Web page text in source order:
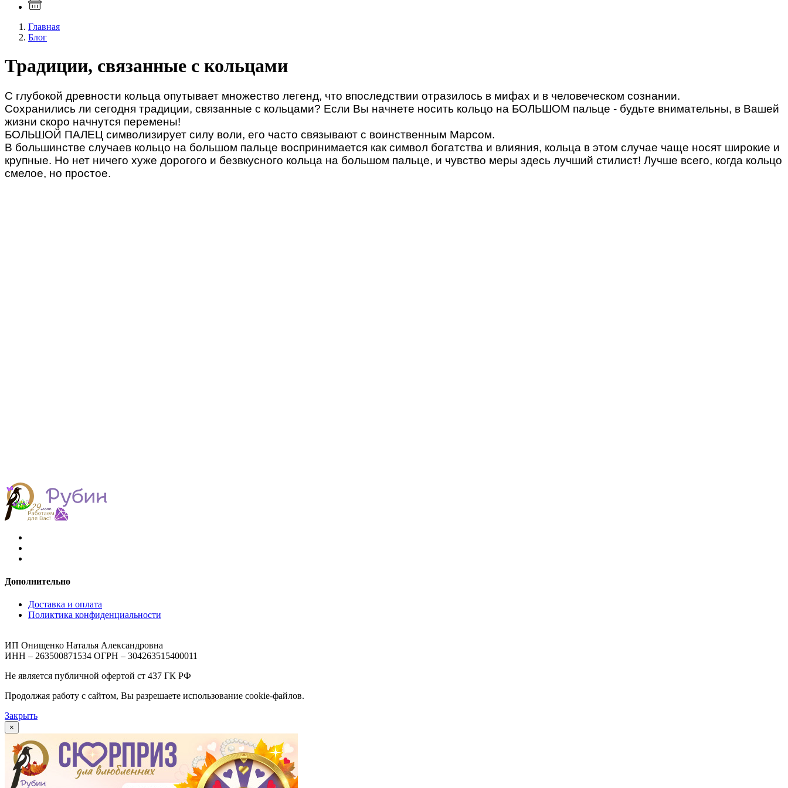
Главная
Блог
Традиции, связанные с кольцами
С глубокой древности кольца опутывает множество легенд, что впоследствии отразилось в мифах и в человеческом сознании.
Сохранились ли сегодня традиции, связанные с кольцами? Если Вы начнете носить кольцо на БОЛЬШОМ пальце - будьте внимательны, в Вашей
жизни скоро начнутся перемены!
БОЛЬШОЙ ПАЛЕЦ символизирует силу воли, его часто связывают с воинственным Марсом.
В большинстве случаев кольцо на большом пальце воспринимается как символ богатства и влияния, кольца в этом случае чаще носят широкие и
крупные. Но нет ничего хуже дорогого и безвкусного кольца на большом пальце, и чувство меры здесь лучший стилист! Лучше всего, когда кольцо
смелое, но простое.
Дополнительно
Доставка и оплата
Поликтика конфиденциальности
ИП Онищенко Наталья Александровна
ИНН – 263500871534 ОГРН – 304263515400011
Не является публичной офертой ст 437 ГК РФ
Продолжая работу с сайтом, Вы разрешаете использование cookie-файлов.
Закрыть
×